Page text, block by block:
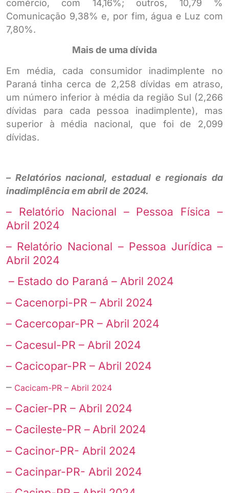
comércio, com 14,16%; outros, 10,79 %
Comunicação 9,38% e, por fim, água e Luz com
7,80%.
Mais de uma dívida
Em média, cada consumidor inadimplente no
Paraná tinha cerca de 2,258 dívidas em atraso,
um número inferior à média da região Sul (2,266
dívidas para cada pessoa inadimplente), mas
superior à média nacional, que foi de 2,099
dívidas.
– Relatórios nacional, estadual e regionais da
inadimplência em abril de 2024.
– Relatório Nacional – Pessoa Física –
Abril 2024
– Relatório Nacional – Pessoa Jurídica –
Abril 2024
– Estado do Paraná – Abril 2024
– Cacenorpi-PR – Abril 2024
– Cacercopar-PR – Abril 2024
– Cacesul-PR – Abril 2024
– Cacicopar-PR – Abril 2024
– Cacicam-PR – Abril 2024
– Cacier-PR – Abril 2024
– Cacileste-PR –Abril 2024
– Cacinor-PR- Abril 2024
– Cacinpar-PR- Abril 2024